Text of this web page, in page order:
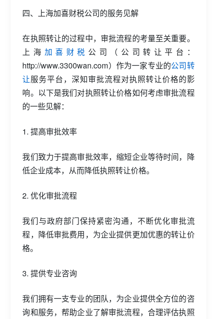
四、上海加喜财税公司的服务见解
在执照转让的过程中，审批流程的考量至关重要。
上海 加喜财税 公司（公司转让平台：
http://www.3300wan.com）作为一家专业的公司转
让服务平台，深知审批流程对执照转让价格的影
响。以下是我们对执照转让价格如何考虑审批流程
的一些见解：
1. 提高审批效率
我们致力于提高审批效率，缩短企业等待时间，降
低企业成本，从而降低执照转让价格。
2. 优化审批流程
我们与政府部门保持紧密沟通，不断优化审批流
程，降低审批费用，为企业提供更加优惠的转让价
格。
3. 提供专业咨询
我们拥有一支专业的团队，为企业提供全方位的咨
询和服务，帮助企业了解审批流程，合理评估执照